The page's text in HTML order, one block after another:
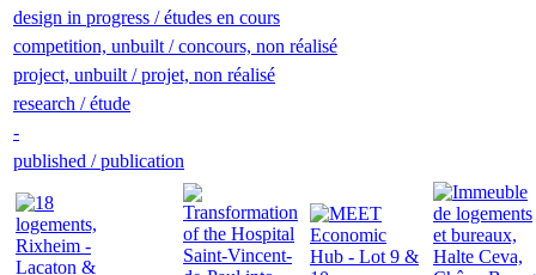
design in progress / études en cours
competition, unbuilt / concours, non réalisé
project, unbuilt / projet, non réalisé
research / étude
-
published / publication